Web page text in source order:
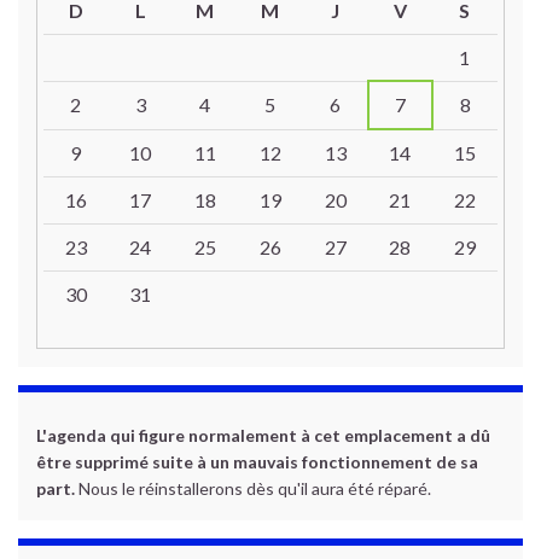
D L M M J V S
1
2 3 4 5 6 7 8
9 10 11 12 13 14 15
16 17 18 19 20 21 22
23 24 25 26 27 28 29
30 31
L'agenda qui figure normalement à cet emplacement a dû
être supprimé suite à un mauvais fonctionnement de sa
part.Nous le réinstallerons dès qu'il aura été réparé.